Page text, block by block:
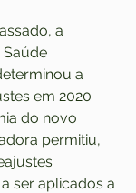
a
Saúde
a
em 2020
do novo
permitiu,
ser aplicados a